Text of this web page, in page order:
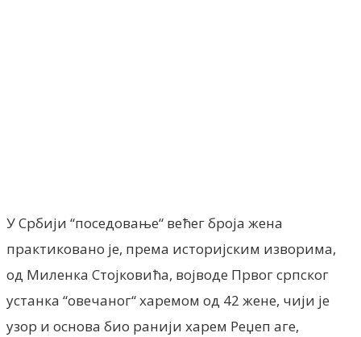
У Србији “поседовање“ већег броја жена
практиковано је, према историјским изворима,
од Миленка Стојковића, војводе Првог српског
устанка “овечаног“ харемом од 42 жене, чији је
узор и основа био ранији харем Реџеп аге,